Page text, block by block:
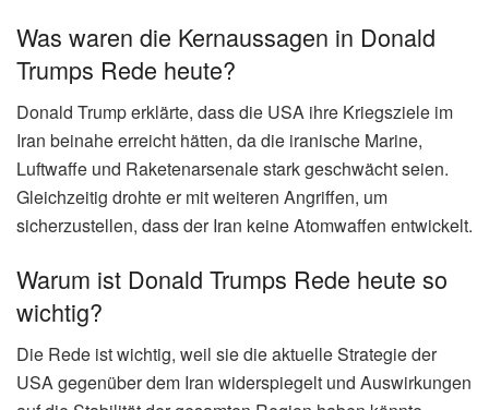
Was waren die Kernaussagen in Donald
Trumps Rede heute?
Donald Trump erklärte, dass die USA ihre Kriegsziele im
Iran beinahe erreicht hätten, da die iranische Marine,
Luftwaffe und Raketenarsenale stark geschwächt seien.
Gleichzeitig drohte er mit weiteren Angriffen, um
sicherzustellen, dass der Iran keine Atomwaffen entwickelt.
Warum ist Donald Trumps Rede heute so
wichtig?
Die Rede ist wichtig, weil sie die aktuelle Strategie der
USA gegenüber dem Iran widerspiegelt und Auswirkungen